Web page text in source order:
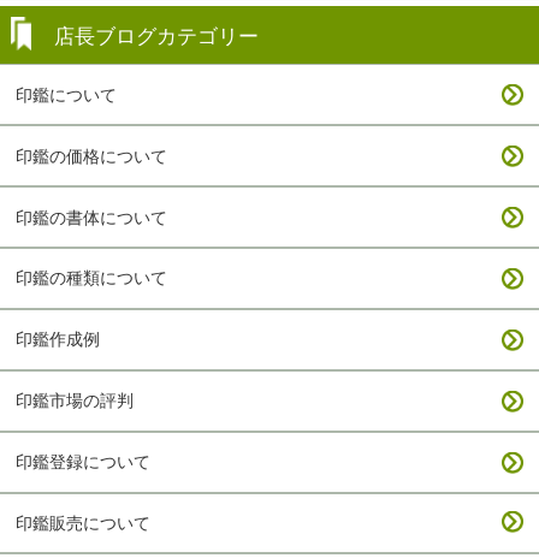
店長ブログカテゴリー
印鑑について
印鑑の価格について
印鑑の書体について
印鑑の種類について
印鑑作成例
印鑑市場の評判
印鑑登録について
印鑑販売について